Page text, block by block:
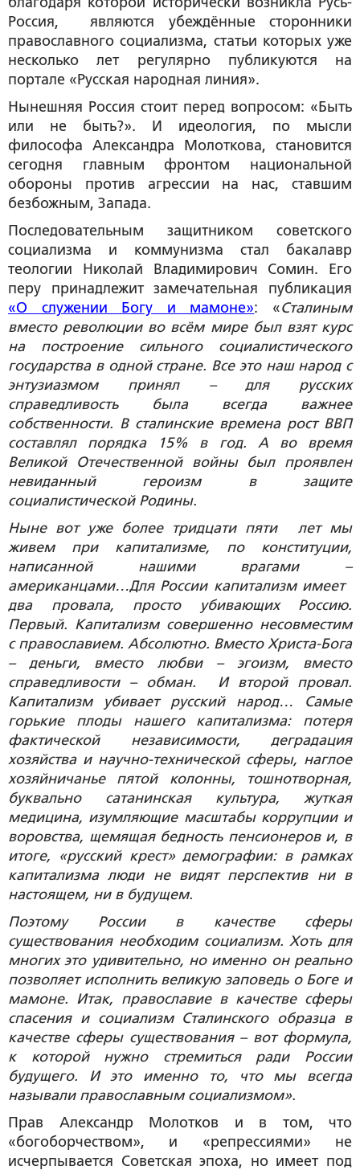
Россия, являются убеждённые сторонники
православного социализма, статьи которых уже
несколько лет регулярно публикуются на
портале «Русская народная линия».
Нынешняя Россия стоит перед вопросом: «Быть
или не быть?». И идеология, по мысли
философа Александра Молоткова, становится
сегодня главным фронтом национальной
обороны против агрессии на нас, ставшим
безбожным, Запада.
Последовательным защитником советского
социализма и коммунизма стал бакалавр
теологии Николай Владимирович Сомин. Его
перу принадлежит замечательная публикация
«О служении Богу и мамоне»: «Сталиным
вместо революции во всём мире был взят курс
на построение сильного социалистического
государства в одной стране. Все это наш народ с
энтузиазмом принял – для русских
справедливость была всегда важнее
собственности. В сталинские времена рост ВВП
составлял порядка 15% в год. А во время
Великой Отечественной войны был проявлен
невиданный героизм в защите
социалистической Родины.
Ныне вот уже более тридцати пяти лет мы
живем при капитализме, по конституции,
написанной нашими врагами –
американцами…Для России капитализм имеет
два провала, просто убивающих Россию.
Первый. Капитализм совершенно несовместим
с православием. Абсолютно. Вместо Христа-Бога
– деньги, вместо любви – эгоизм, вместо
справедливости – обман. И второй провал.
Капитализм убивает русский народ… Самые
горькие плоды нашего капитализма: потеря
фактической независимости, деградация
хозяйства и научно-технической сферы, наглое
хозяйничанье пятой колонны, тошнотворная,
буквально сатанинская культура, жуткая
медицина, изумляющие масштабы коррупции и
воровства, щемящая бедность пенсионеров и, в
итоге, «русский крест» демографии: в рамках
капитализма люди не видят перспектив ни в
настоящем, ни в будущем.
Поэтому России в качестве сферы
существования необходим социализм. Хоть для
многих это удивительно, но именно он реально
позволяет исполнить великую заповедь о Боге и
мамоне. Итак, православие в качестве сферы
спасения и социализм Сталинского образца в
качестве сферы существования – вот формула,
к которой нужно стремиться ради России
будущего. И это именно то, что мы всегда
называли православным социализмом».
Прав Александр Молотков и в том, что
«богоборчеством», и «репрессиями» не
исчерпывается Советская эпоха, но имеет под